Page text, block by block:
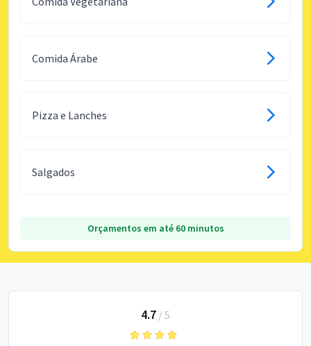
Comida Árabe
Pizza e Lanches
Salgados
Orçamentos em até 60 minutos
4.7 / 5